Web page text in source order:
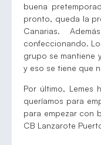
buena
pronto, queda la
Canarias.
confeccionando.
grupo se mantiene
y eso se tiene que
Por último, Lemes
queríamos para
para empezar con
CB Lanzarote